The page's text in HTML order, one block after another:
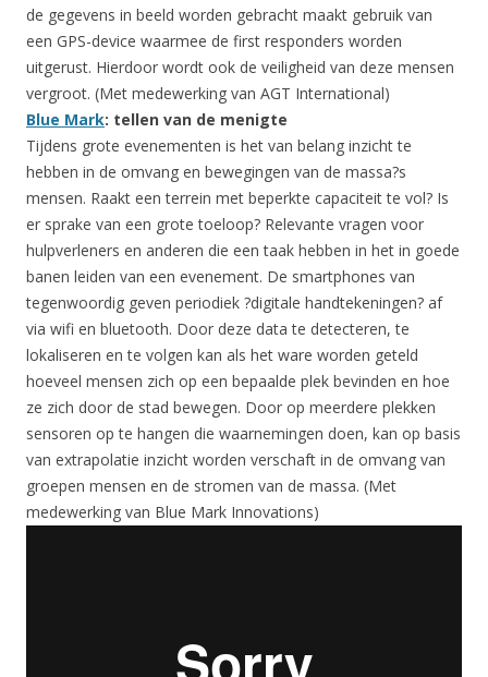
de gegevens in beeld worden gebracht maakt gebruik van
een GPS-device waarmee de first responders worden
uitgerust. Hierdoor wordt ook de veiligheid van deze mensen
vergroot. (Met medewerking van AGT International)
Blue Mark: tellen van de menigte
Tijdens grote evenementen is het van belang inzicht te
hebben in de omvang en bewegingen van de massa?s
mensen. Raakt een terrein met beperkte capaciteit te vol? Is
er sprake van een grote toeloop? Relevante vragen voor
hulpverleners en anderen die een taak hebben in het in goede
banen leiden van een evenement. De smartphones van
tegenwoordig geven periodiek ?digitale handtekeningen? af
via wifi en bluetooth. Door deze data te detecteren, te
lokaliseren en te volgen kan als het ware worden geteld
hoeveel mensen zich op een bepaalde plek bevinden en hoe
ze zich door de stad bewegen. Door op meerdere plekken
sensoren op te hangen die waarnemingen doen, kan op basis
van extrapolatie inzicht worden verschaft in de omvang van
groepen mensen en de stromen van de massa. (Met
medewerking van Blue Mark Innovations)